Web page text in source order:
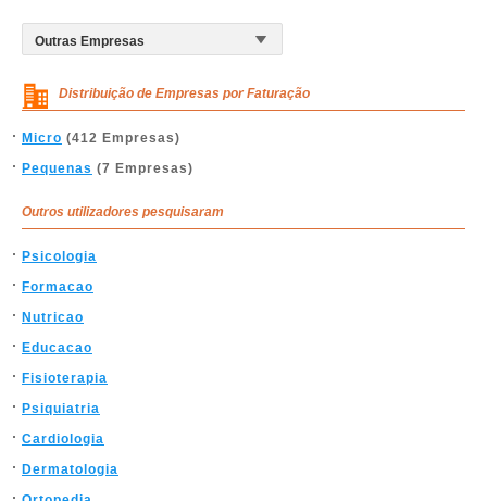
Distribuição de Empresas por Faturação
Micro (412 Empresas)
Pequenas (7 Empresas)
Outros utilizadores pesquisaram
Psicologia
Formacao
Nutricao
Educacao
Fisioterapia
Psiquiatria
Cardiologia
Dermatologia